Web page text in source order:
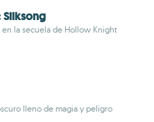
la secuela de Hollow Knight
lleno de magia y peligro